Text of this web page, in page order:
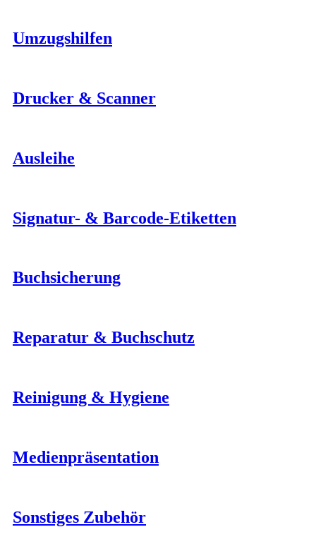
Umzugshilfen
Drucker & Scanner
Ausleihe
Signatur- & Barcode-Etiketten
Buchsicherung
Reparatur & Buchschutz
Reinigung & Hygiene
Medienpräsentation
Sonstiges Zubehör